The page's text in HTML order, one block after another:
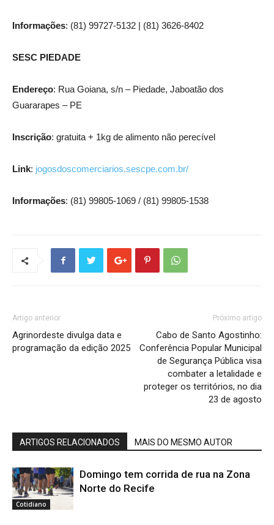
Informações: (81) 99727-5132 | (81) 3626-8402
SESC PIEDADE
Endereço: Rua Goiana, s/n – Piedade, Jaboatão dos
Guararapes – PE
Inscrição: gratuita + 1kg de alimento não perecível
Link: jogosdoscomerciarios.sescpe.com.br/
Informações: (81) 99805-1069 / (81) 99805-1538
Artigo anterior
Agrinordeste divulga data e
programação da edição 2025
Próximo artigo
Cabo de Santo Agostinho:
Conferência Popular Municipal
de Segurança Pública visa
combater a letalidade e
proteger os territórios, no dia
23 de agosto
ARTIGOS RELACIONADOS MAIS DO MESMO AUTOR
Cotidiano
Domingo tem corrida de rua na Zona
Norte do Recife